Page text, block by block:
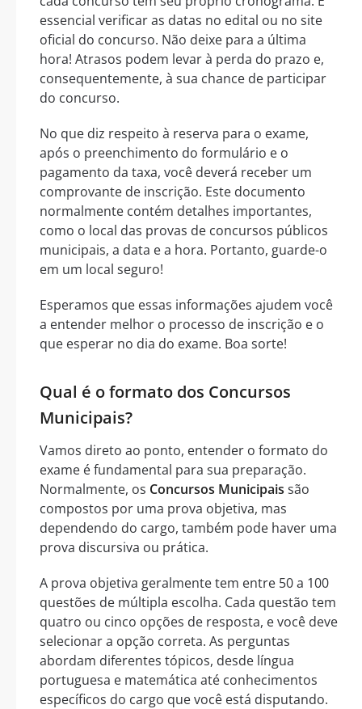
essencial verificar as datas no edital ou no site
oficial do concurso. Não deixe para a última
hora! Atrasos podem levar à perda do prazo e,
consequentemente, à sua chance de participar
do concurso.
No que diz respeito à reserva para o exame,
após o preenchimento do formulário e o
pagamento da taxa, você deverá receber um
comprovante de inscrição. Este documento
normalmente contém detalhes importantes,
como o local das provas de concursos públicos
municipais, a data e a hora. Portanto, guarde-o
em um local seguro!
Esperamos que essas informações ajudem você
a entender melhor o processo de inscrição e o
que esperar no dia do exame. Boa sorte!
Qual é o formato dos Concursos
Municipais?
Vamos direto ao ponto, entender o formato do
exame é fundamental para sua preparação.
Normalmente, os Concursos Municipais são
compostos por uma prova objetiva, mas
dependendo do cargo, também pode haver uma
prova discursiva ou prática.
A prova objetiva geralmente tem entre 50 a 100
questões de múltipla escolha. Cada questão tem
quatro ou cinco opções de resposta, e você deve
selecionar a opção correta. As perguntas
abordam diferentes tópicos, desde língua
portuguesa e matemática até conhecimentos
específicos do cargo que você está disputando.